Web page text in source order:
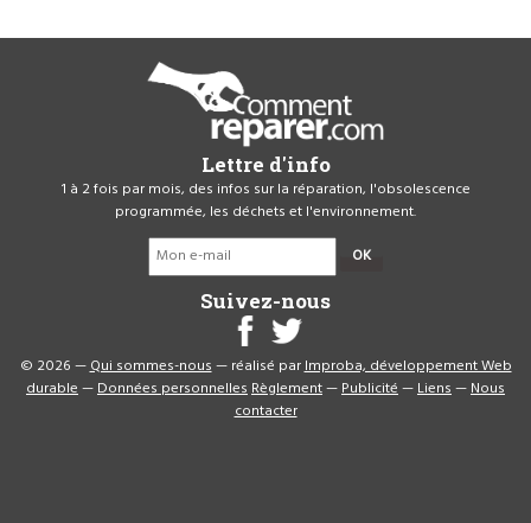
Lettre d'info
1 à 2 fois par mois, des infos sur la réparation, l'obsolescence
programmée, les déchets et l'environnement.
OK
Suivez-nous
© 2026 —Qui sommes-nous— réalisé parImproba, développement Web
durable—Données personnellesRèglement—Publicité—Liens—Nous
contacter